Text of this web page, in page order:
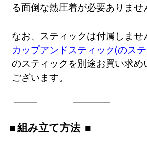
る面倒な熱圧着が必要ありませ
なお、スティックは付属しませ
カップアンドスティック(のス
のスティックを別途お買い求め
ございます。
組み立て方法